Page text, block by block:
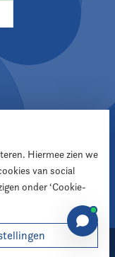
Hiermee zien we
van social
onder ‘Cookie-